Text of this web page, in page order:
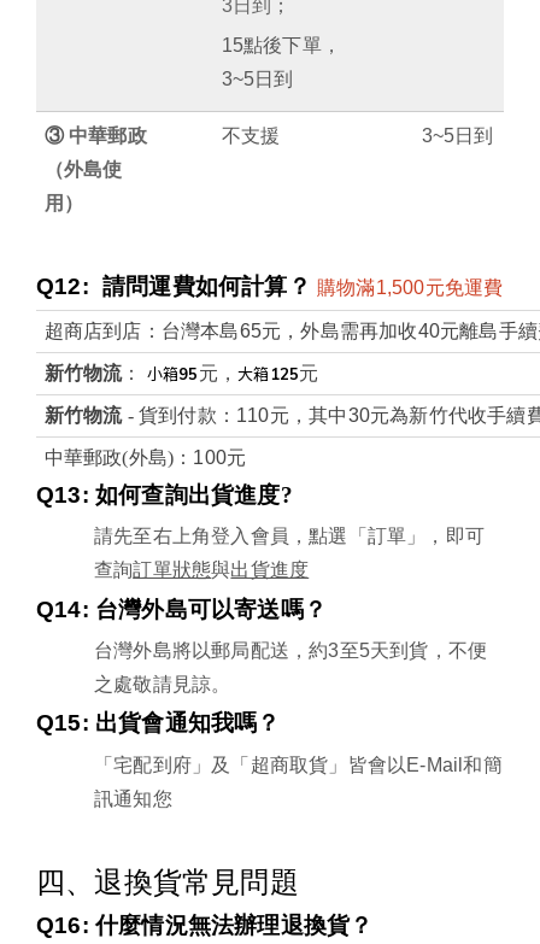
3 日到
；
15點後下單，
3~5日到
③ 中華郵政
（外島使
用）
不支援 3~5日到
Q12: 請問運費如何計算？ 購物滿1,500元免運費
超商店到店：台灣本島65元，外島需再加收40元離島手
新竹物流： 小箱95元，大箱 125元
新竹物流 - 貨到付款： 110元，其中30元為新竹代收手續
中華郵政(外島)： 100元
Q13: 如何查詢出貨進度?
請先至右上角登入會員，點選「訂單」，即可
查詢訂單狀態與出貨進度
Q14: 台灣外島可以寄送嗎？
台灣外島將以郵局配送，約3至5天到貨，不便
之處敬請見諒。
Q15: 出貨會通知我嗎？
「宅配到府」及「超商取貨」皆會以 E-Mail和簡
訊通知您
四、退換貨常見問題
Q16: 什麼情況無法辦理退換貨？